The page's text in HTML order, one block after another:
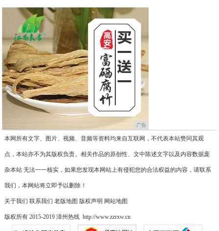
广告
本网所有文字、图片、视频、音频等资料均来自互联网，不代表本站赞同其观
点，本站亦不为其版权负责。相关作品的原创性、文中陈述文字以及内容数据庞
杂本站 无法一一核实，如果您发现本网站上有侵犯您的合法权益的内容，请联系
我们，本网站将立即予以删除！
关于我们 联系我们 老版地图 版权声明 网站地图
版权所有 2015-2019 漳州热线 http://www.zzrxw.cn